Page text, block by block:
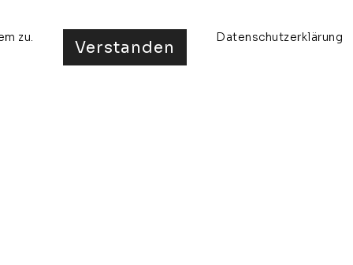
ausstellungen presse
zu.
Verstanden
Datenschutzerklärung